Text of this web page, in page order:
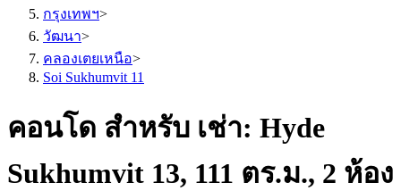
กรุงเทพฯ>
วัฒนา>
คลองเตยเหนือ>
Soi Sukhumvit 11
คอนโด สำหรับ เช่า: Hyde
Sukhumvit 13, 111 ตร.ม., 2 ห้อง